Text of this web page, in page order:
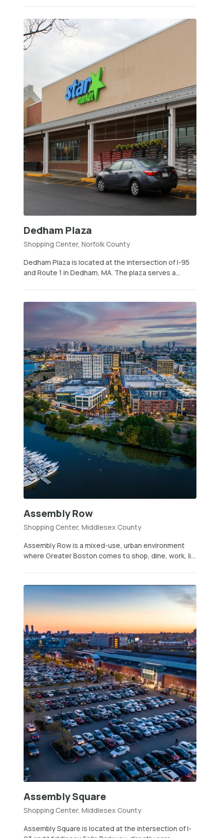
Dedham Plaza
Shopping Center, Norfolk County
Dedham Plaza is located at the intersection of I-95
and Route 1 in Dedham, MA. The plaza serves a...
Assembly Row
Shopping Center, Middlesex County
Assembly Row is a mixed-use, urban environment
where Greater Boston comes to shop, dine, work, li...
Assembly Square
Shopping Center, Middlesex County
Assembly Square is located at the intersection of I-